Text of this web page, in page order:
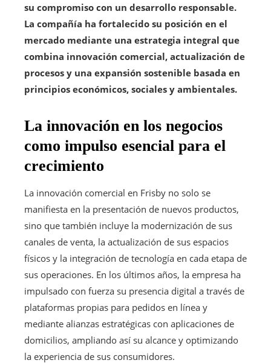
su compromiso con un desarrollo responsable.
La compañía ha fortalecido su posición en el
mercado mediante una estrategia integral que
combina innovación comercial, actualización de
procesos y una expansión sostenible basada en
principios económicos, sociales y ambientales.
La innovación en los negocios
como impulso esencial para el
crecimiento
La innovación comercial en Frisby no solo se
manifiesta en la presentación de nuevos productos,
sino que también incluye la modernización de sus
canales de venta, la actualización de sus espacios
físicos y la integración de tecnología en cada etapa de
sus operaciones. En los últimos años, la empresa ha
impulsado con fuerza su presencia digital a través de
plataformas propias para pedidos en línea y
mediante alianzas estratégicas con aplicaciones de
domicilios, ampliando así su alcance y optimizando
la experiencia de sus consumidores.